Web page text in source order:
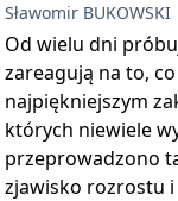
Sławomir BUKOWSKI
Od wielu dni
zareagują na to,
najpiękniejszym
których niewiele
przeprowadzono
zjawisko rozrostu